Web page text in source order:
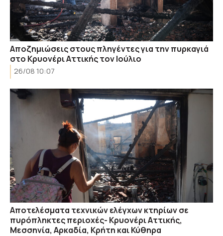
Αποζημιώσεις στους πληγέντες για την πυρκαγιά
στο Κρυονέρι Αττικής τον Ιούλιο
26/08 10:07
Αποτελέσματα τεχνικών ελέγχων κτηρίων σε
πυρόπληκτες περιοχές- Κρυονέρι Αττικής,
Μεσσηνία, Αρκαδία, Κρήτη και Κύθηρα